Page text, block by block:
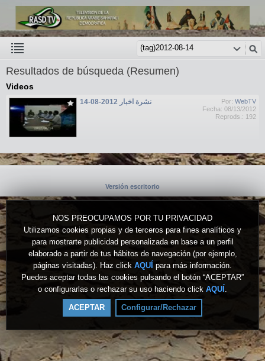
NOS PREOCUPAMOS POR TU PRIVACIDAD
Utilizamos cookies propias y de terceros para fines analíticos y
para mostrarte publicidad personalizada en base a un perfil
elaborado a partir de tus hábitos de navegación (por ejemplo,
páginas visitadas). Haz click AQUÍ para más información.
Puedes aceptar todas las cookies pulsando el botón “ACEPTAR”
o configurarlas o rechazar su uso haciendo click AQUÍ .
ACEPTAR Configurar/Rechazar
Resultados de búsqueda (Resumen)
Videos
Por: WebTV
Fecha: 08/13/2012
Reprods.: 192
نشرة اخبار 2012-08-14
Versión escritorio